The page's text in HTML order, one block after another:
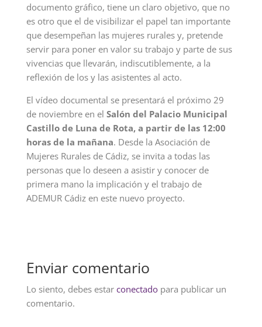
documento gráfico, tiene un claro objetivo, que no
es otro que el de visibilizar el papel tan importante
que desempeñan las mujeres rurales y, pretende
servir para poner en valor su trabajo y parte de sus
vivencias que llevarán, indiscutiblemente, a la
reflexión de los y las asistentes al acto.
El vídeo documental se presentará el próximo 29
de noviembre en el Salón del Palacio Municipal
Castillo de Luna de Rota, a partir de las 12:00
horas de la mañana. Desde la Asociación de
Mujeres Rurales de Cádiz, se invita a todas las
personas que lo deseen a asistir y conocer de
primera mano la implicación y el trabajo de
ADEMUR Cádiz en este nuevo proyecto.
Enviar comentario
Lo siento, debes estar conectadopara publicar un
comentario.